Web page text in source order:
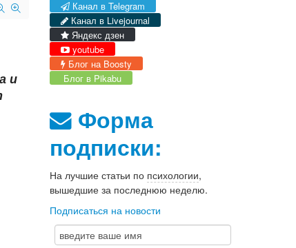
и
Канал в Telegram
Канал в Livejournal
Яндекс дзен
youtube
Блог на Boosty
Блог в Pikabu
Форма
подписки:
На лучшие статьи по психологии,
вышедшие за последнюю неделю.
Подписаться на новости